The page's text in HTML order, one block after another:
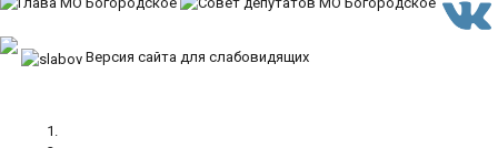
Версия сайта для слабовидящих